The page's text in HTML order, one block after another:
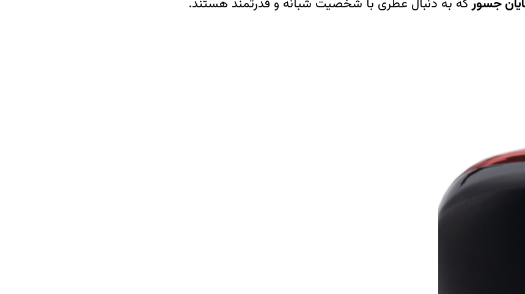
جسورکه به دنبال عطری با شخصیت شبانه و قدرتمند هستند.